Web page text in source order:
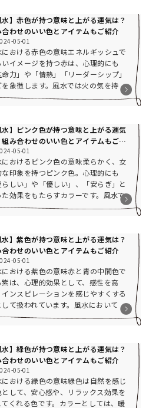
水】赤色が持つ意味と上がる運気は？
合わせのいい色とアイテムもご紹介
05-01
における赤色の意味エネルギッシュで
イメージを持つ赤は、心理的にも
命力」や「情熱」「リーダーシップ」
を象徴します。風水では火の気を持
力強いパワーを意味する色です。今回
などをご紹介します。活発なエネルギ
情熱で積極的になれるカラー私たちが
を見た時に感じるイメージと同じく、
的にも「情熱」や「生命力」などとい
いパワーを持つのが赤のカラーで
方角的には南を表しますが、火の気を
てい...
水】ピンク色が持つ意味と上がる運気
組み合わせのいい色とアイテムもご紹
05-01
におけるピンク色の意味柔らかく、女
印象を持つピンク色。心理的にも
らしい」や「優しい」、「安らぎ」と
た効果をもたらすカラーです。風水で
に恋愛運への作用が大きく、人付き合
み合わせのいい色、そしてピンク色を
入れる際の注意点などをご紹介しま
全体的には恋愛運アップに効果的な色
ク色は「女性らしさ」や「愛情」を意
、恋愛運アップに効果的なカラーで
見ている人の心を和らげたり、安心さ
ことが...
水】紫色が持つ意味と上がる運気は？
合わせのいい色とアイテムもご紹介
05-01
における紫色の意味赤と青の中間色で
紫は、心理的効果として、感性を高
インスピレーションを感じやすくする
て扱われています。風水において
赤の持つ情熱的な部分と青の冷静さを
な紫色の風水的な効果と組み合わせの
、そして紫色を取り入れる際の注意
どをご紹介します。全体的には出世運
プに効果的な色風水における紫色は、
運や出世運に効果的な色とされていま
紫は元々、インスピレーションを高
水】緑色が持つ意味と上がる運気は？
合わせのいい色とアイテムもご紹介
05-01
における緑色の意味緑色は自然を感じ
として、安心感や、リラックス効果を
てくれる色です。カラーとしては、暖